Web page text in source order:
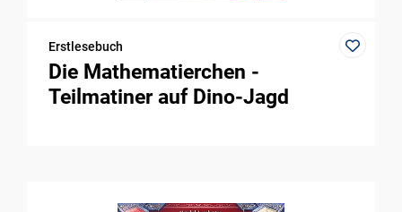
Erstlesebuch
Die Mathematierchen -
Teilmatiner auf Dino-Jagd